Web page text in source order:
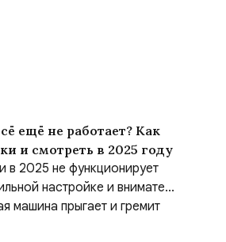
ещё не работает? Как
и смотреть в 2025 году
в 2025 не функционирует
настройке и внимате...